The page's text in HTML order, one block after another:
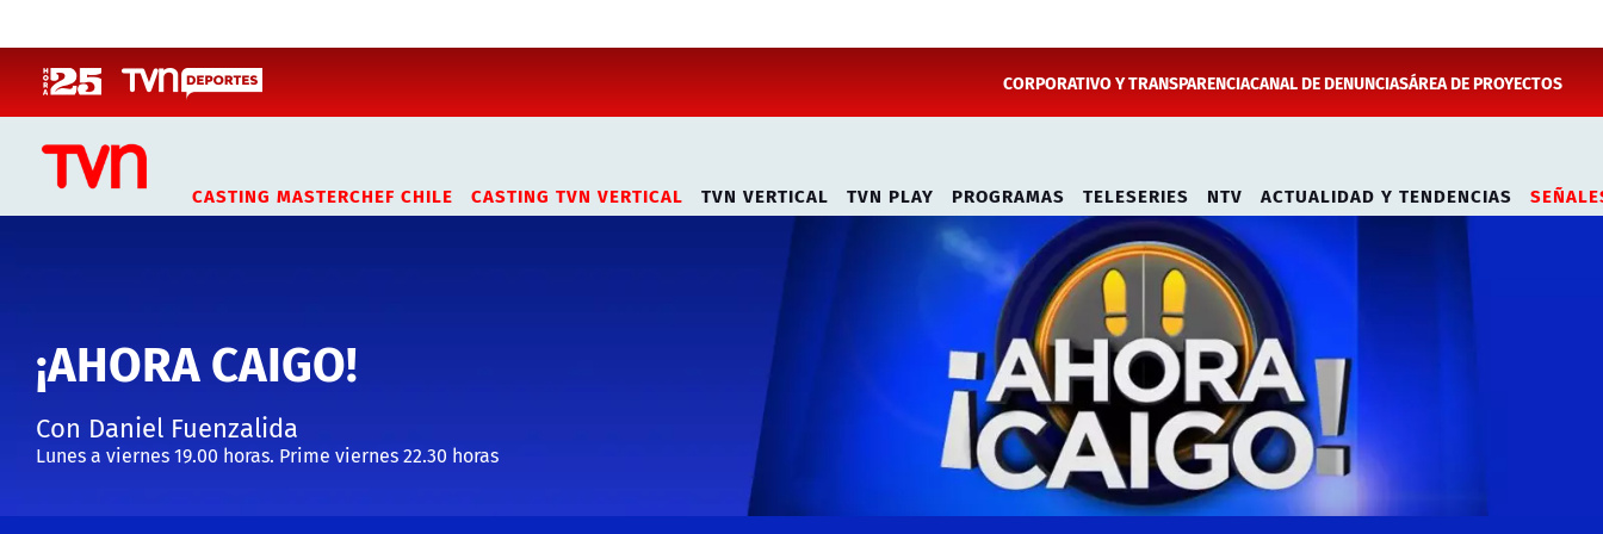
CORPORATIVO Y TRANSPARENCIACANAL DE DENUNCIASÁREA DE PROYECTOS
CASTING MASTERCHEF CHILE CASTING TVN VERTICAL TVN VERTICAL TVN PLAY PROGRAMAS TELESERIES NTV ACTUALIDAD Y TENDENCIAS
¡AHORA CAIGO!
Con Daniel Fuenzalida
Lunes a viernes 19.00 horas. Prime viernes 22.30 horas